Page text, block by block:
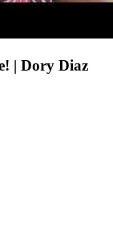
| Dory Diaz